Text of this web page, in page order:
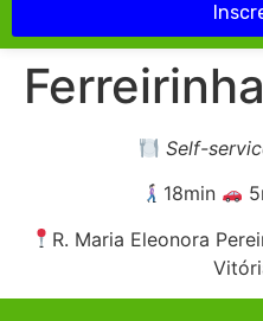
Self-
18min
R. Maria Eleonora